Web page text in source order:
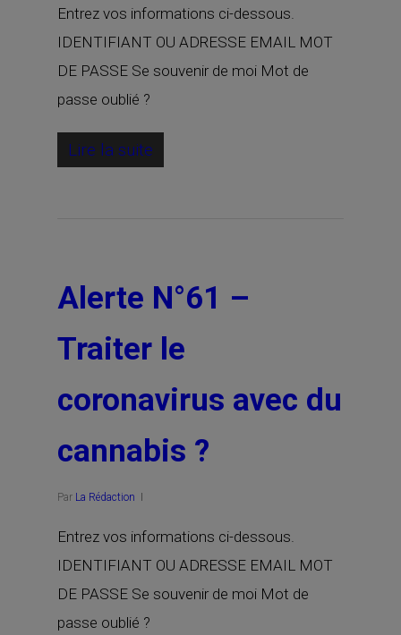
Entrez vos informations ci-dessous.
IDENTIFIANT OU ADRESSE EMAIL MOT
DE PASSE Se souvenir de moi Mot de
passe oublié ?
Lire la suite
Alerte N°61 –
Traiter le
coronavirus avec du
cannabis ?
Par La Rédaction
Entrez vos informations ci-dessous.
IDENTIFIANT OU ADRESSE EMAIL MOT
DE PASSE Se souvenir de moi Mot de
passe oublié ?